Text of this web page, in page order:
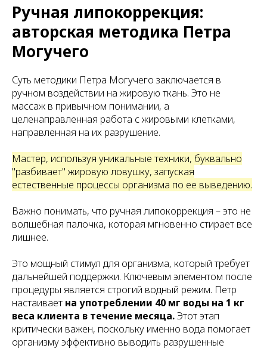
Ручная липокоррекция:
авторская методика Петра
Могучего
Суть методики Петра Могучего заключается в
ручном воздействии на жировую ткань. Это не
массаж в привычном понимании, а
целенаправленная работа с жировыми клетками,
направленная на их разрушение.
Мастер, используя уникальные техники, буквально
"разбивает" жировую ловушку, запуская
естественные процессы организма по ее выведению.
Важно понимать, что ручная липокоррекция – это не
волшебная палочка, которая мгновенно стирает все
лишнее.
Это мощный стимул для организма, который требует
дальнейшей поддержки. Ключевым элементом после
процедуры является строгий водный режим. Петр
настаивает на употреблении 40 мг воды на 1 кг
веса клиента в течение месяца.Этот этап
критически важен, поскольку именно вода помогает
организму эффективно выводить разрушенные